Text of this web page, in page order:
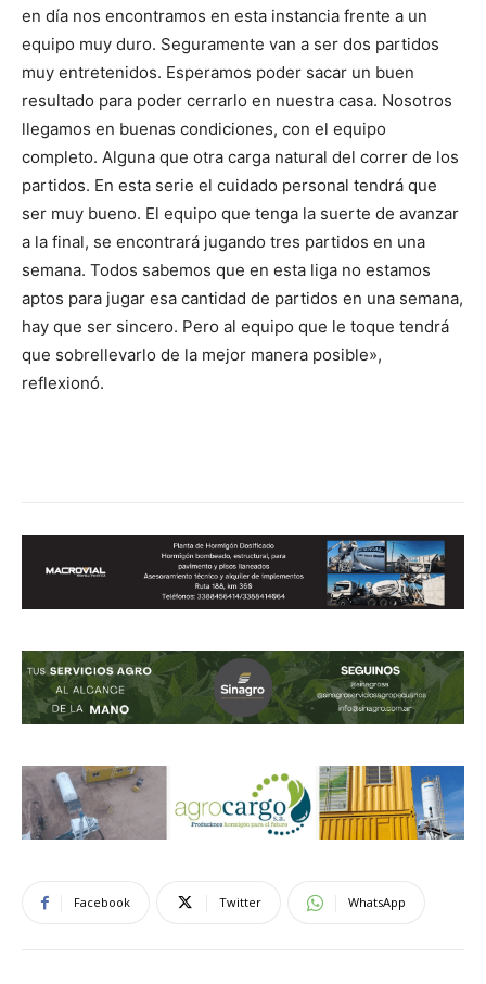
en día nos encontramos en esta instancia frente a un
equipo muy duro. Seguramente van a ser dos partidos
muy entretenidos. Esperamos poder sacar un buen
resultado para poder cerrarlo en nuestra casa. Nosotros
llegamos en buenas condiciones, con el equipo
completo. Alguna que otra carga natural del correr de los
partidos. En esta serie el cuidado personal tendrá que
ser muy bueno. El equipo que tenga la suerte de avanzar
a la final, se encontrará jugando tres partidos en una
semana. Todos sabemos que en esta liga no estamos
aptos para jugar esa cantidad de partidos en una semana,
hay que ser sincero. Pero al equipo que le toque tendrá
que sobrellevarlo de la mejor manera posible»,
reflexionó.
Facebook Twitter WhatsApp